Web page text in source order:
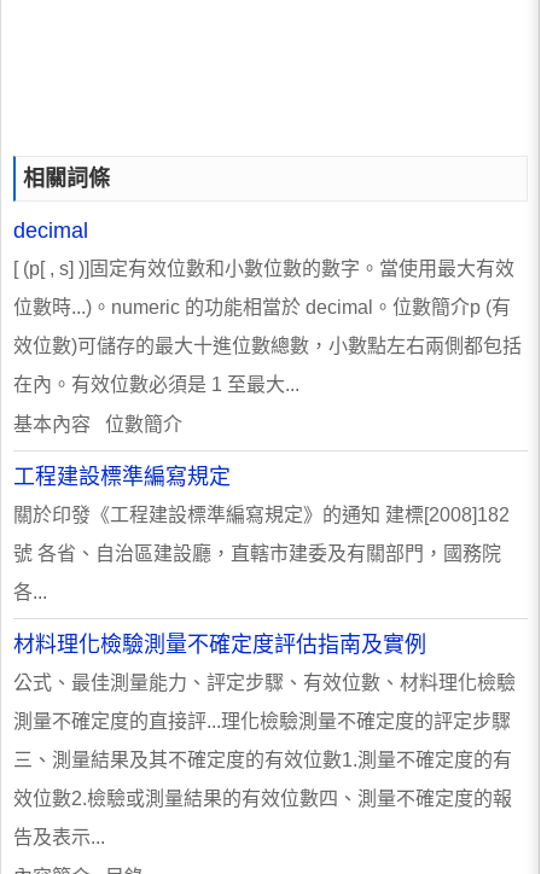
相關詞條
decimal
[ (p[ , s] )]固定有效位數和小數位數的數字。當使用最大有效
位數時...)。numeric 的功能相當於 decimal。位數簡介p (有
效位數)可儲存的最大十進位數總數，小數點左右兩側都包括
在內。有效位數必須是 1 至最大...
基本內容 位數簡介
工程建設標準編寫規定
關於印發《工程建設標準編寫規定》的通知 建標[2008]182
號 各省、自治區建設廳，直轄市建委及有關部門，國務院
各...
材料理化檢驗測量不確定度評估指南及實例
公式、最佳測量能力、評定步驟、有效位數、材料理化檢驗
測量不確定度的直接評...理化檢驗測量不確定度的評定步驟
三、測量結果及其不確定度的有效位數1.測量不確定度的有
效位數2.檢驗或測量結果的有效位數四、測量不確定度的報
告及表示...